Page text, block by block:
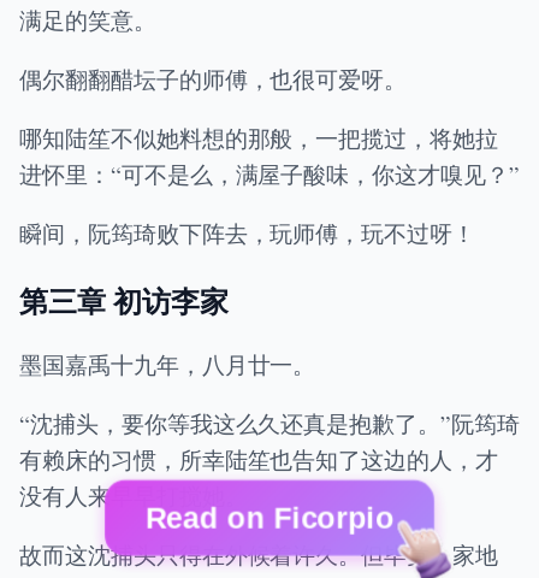
Read on Ficorpio
满足的笑意。
偶尔翻翻醋坛子的师傅，也很可爱呀。
哪知陆笙不似她料想的那般，一把揽过，将她拉
进怀里：“可不是么，满屋子酸味，你这才嗅见？”
瞬间，阮筠琦败下阵去，玩师傅，玩不过呀！
第三章 初访李家
墨国嘉禹十九年，八月廿一。
“沈捕头，要你等我这么久还真是抱歉了。”阮筠琦
有赖床的习惯，所幸陆笙也告知了这边的人，才
没有人来早早打搅她。
故而这沈捕头只得在外候着许久。但毕竟人家地